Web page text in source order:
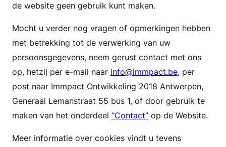
de website geen gebruik kunt maken.
Mocht u verder nog vragen of opmerkingen hebben
met betrekking tot de verwerking van uw
persoonsgegevens, neem gerust contact met ons
op, hetzij per e-mail naar info@immpact.be, per
post naar Immpact Ontwikkeling 2018 Antwerpen,
Generaal Lemanstraat 55 bus 1, of door gebruik te
maken van het onderdeel “Contact” op de Website.
Meer informatie over cookies vindt u tevens